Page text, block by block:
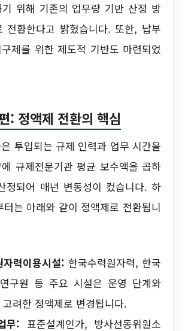
기 위해 기존의 업무량 기반 산정 방
전환한다고 밝혔습니다. 또한, 납부
제를 위한 제도적 기반도 마련되었
: 정액제 전환의 핵심
투입되는 규제 인력과 업무 시간을
규제전문기관 평균 보수액을 곱하
정되어 매년 변동성이 컸습니다. 하
터는 아래와 같이 정액제로 전환됩니
자력이용시설: 한국수력원자력, 한국
구원 등 주요 시설은 운영 단계와
고려한 정액제로 변경됩니다.
무: 표준설계인가, 방사선동위원소